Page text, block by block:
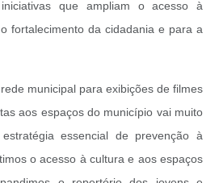
que ampliam o acesso à
fortalecimento da cidadania e para a
municipal para exibições de filmes
aos espaços do município vai muito
essencial de prevenção à
o acesso à cultura e aos espaços